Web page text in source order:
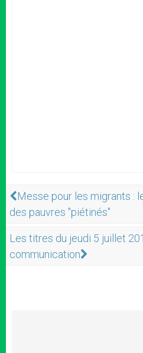
Messe pour les migrants :
des pauvres "piétinés"
Les titres du jeudi 5 juillet
communication